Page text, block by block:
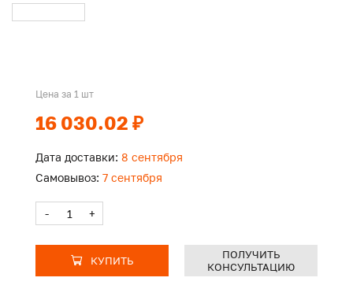
Цена за 1 шт
16 030.02 ₽
Дата доставки: 8 сентября
Самовывоз: 7 сентября
- +
КУПИТЬ
ПОЛУЧИТЬ
КОНСУЛЬТАЦИЮ